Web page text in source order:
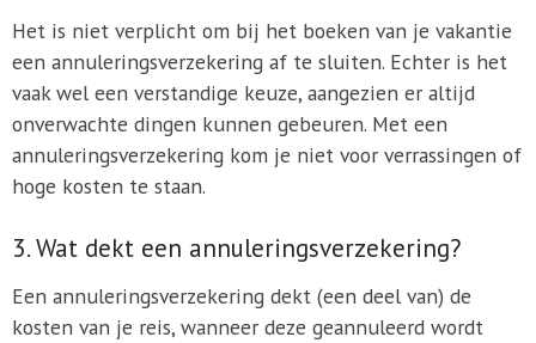
Het is niet verplicht om bij het boeken van je vakantie
een annuleringsverzekering af te sluiten. Echter is het
vaak wel een verstandige keuze, aangezien er altijd
onverwachte dingen kunnen gebeuren. Met een
annuleringsverzekering kom je niet voor verrassingen of
hoge kosten te staan.
3. Wat dekt een annuleringsverzekering?
Een annuleringsverzekering dekt (een deel van) de
kosten van je reis, wanneer deze geannuleerd wordt